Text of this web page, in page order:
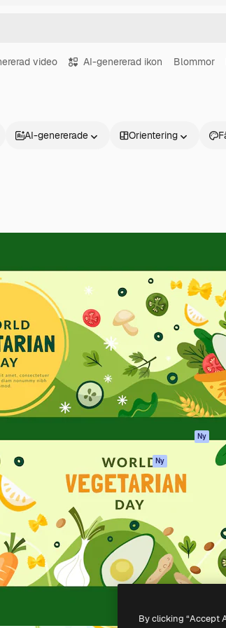
video AI-genererad ikon Blommor
AI-genererade Orientering
för att förverkliga
än 1 miljon
kreatörer, företag,
Produkter
Spaces
AI-assistent
AI-bildgenerator
AI-videogenerator
AI-röstgenerator
Stock-innehåll
Claude/ChatGPT
Ny
Agenter Ny
API
Mobilapp
Alla Magnific-
verktyg
Freepik Company S.L.U. Alla rättigheter reserverade.
By clicking “Accept